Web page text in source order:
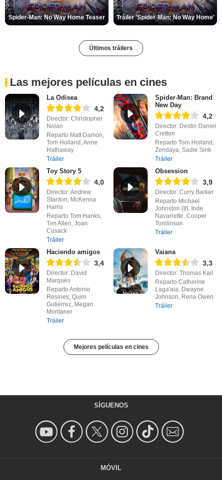
Spider-Man: No Way Home Teaser Tráiler 'Spider-Man: No Way Home'
Últimos tráilers
Las mejores películas en cines
La Odisea
4,2
Director: Christopher
Nolan
Reparto Matt Damon,
Tom Holland, Anne
Hathaway
Tráiler
Spider-Man: Brand
New Day
4,2
Director: Destin Daniel
Cretton
Reparto Tom Holland,
Zendaya, Sadie Sink
Tráiler
Toy Story 5
4,0
Director: Andrew
Stanton, McKenna
Harris
Reparto Tom Hanks,
Tim Allen, Joan
Cusack
Tráiler
Obsession
3,9
Director: Curry Barker
Reparto Michael
Johnston (II), Inde
Navarrette, Cooper
Tomlinson
Tráiler
Haciendo amigos
3,4
Director: David
Marqués
Reparto Antonio
Resines, Quim
Gutiérrez, Megan
Montaner
Tráiler
Vaiana
3,3
Director: Thomas Kail
Reparto Catherine
Laga'aia, Dwayne
Johnson, Rena Owen
Tráiler
Mejores películas en cines
SÍGUENOS
MÓVIL